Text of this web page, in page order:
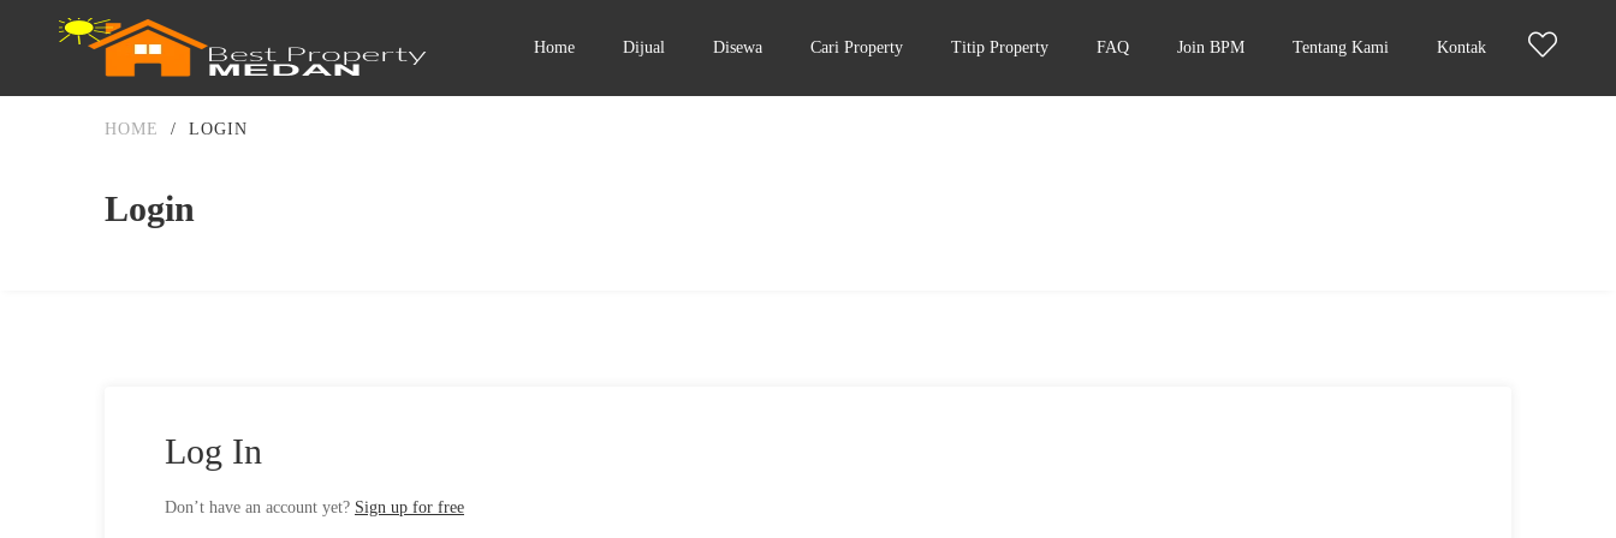
Home Dijual Disewa Cari Property Titip Property FAQ Join BPM Tentang Kami Kontak
Login
HOME / LOGIN
Log In
Don’t have an account yet? Sign up for free